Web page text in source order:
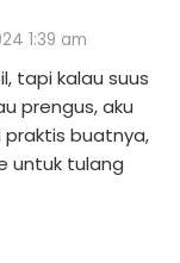
1:39 am
tapi kalau suus
prengus, aku
praktis buatnya,
untuk tulang